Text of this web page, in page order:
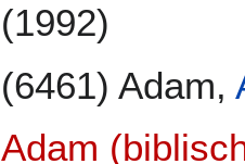
(1992)
(6461) Adam,
Adam